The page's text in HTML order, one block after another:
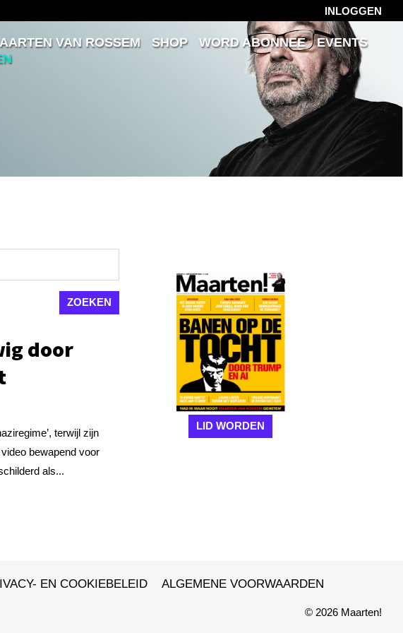
INLOGGEN
VAN ROSSEM SHOP WORD ABONNEE
EVENTS
door
terwijl zijn
bewapend voor
als...
LID WORDEN
EN COOKIEBELEID ALGEMENE VOORWAARDEN
© 2026 Maarten!